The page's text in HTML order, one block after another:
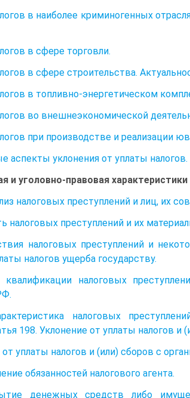
в наиболее криминогенных
в сфере торговли.
в сфере строительства.
в топливно-энергетическом
во внешнеэкономической
при производстве и реализации
уклонения от уплаты налогов.
и уголовно-правовая
налоговых преступлений и лиц, их
налоговых преступлений и их
налоговых преступлений и
налогов ущерба государству.
налоговых
налоговых
198. Уклонение от уплаты налогов и
уплаты налогов и (или) сборов с
обязанностей налогового агента.
денежных средств либо